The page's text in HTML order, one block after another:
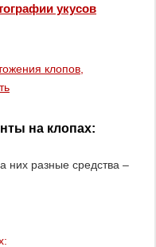
укусов
клопов,
на клопах:
них разные средства –